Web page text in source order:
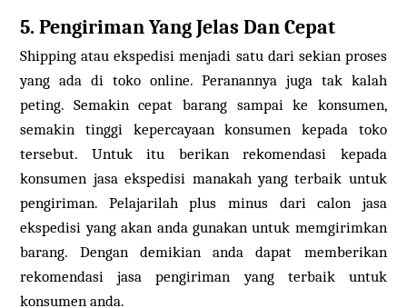
5. Pengiriman Yang Jelas Dan Cepat
Shipping atau ekspedisi menjadi satu dari sekian proses
yang ada di toko online. Peranannya juga tak kalah
peting. Semakin cepat barang sampai ke konsumen,
semakin tinggi kepercayaan konsumen kepada toko
tersebut. Untuk itu berikan rekomendasi kepada
konsumen jasa ekspedisi manakah yang terbaik untuk
pengiriman. Pelajarilah plus minus dari calon jasa
ekspedisi yang akan anda gunakan untuk memgirimkan
barang. Dengan demikian anda dapat memberikan
rekomendasi jasa pengiriman yang terbaik untuk
konsumen anda.